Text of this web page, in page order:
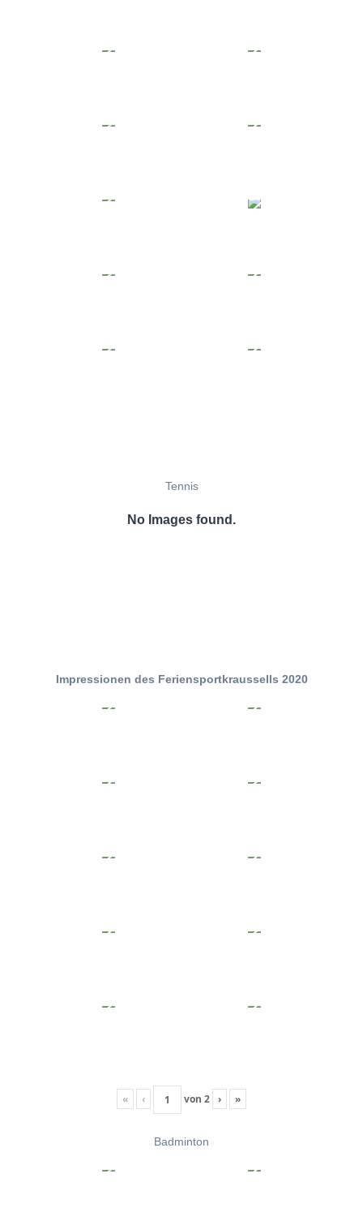
Tennis
No Images found.
Impressionen des Feriensportkraussells 2020
« ‹ von 2 › »
Badminton